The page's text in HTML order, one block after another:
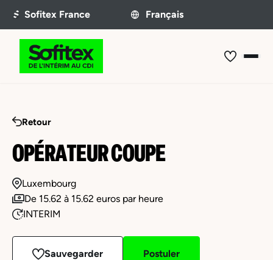
Retour
OPÉRATEUR COUPE
Luxembourg
De 15.62 à 15.62 euros par heure
INTERIM
Sauvegarder Postuler